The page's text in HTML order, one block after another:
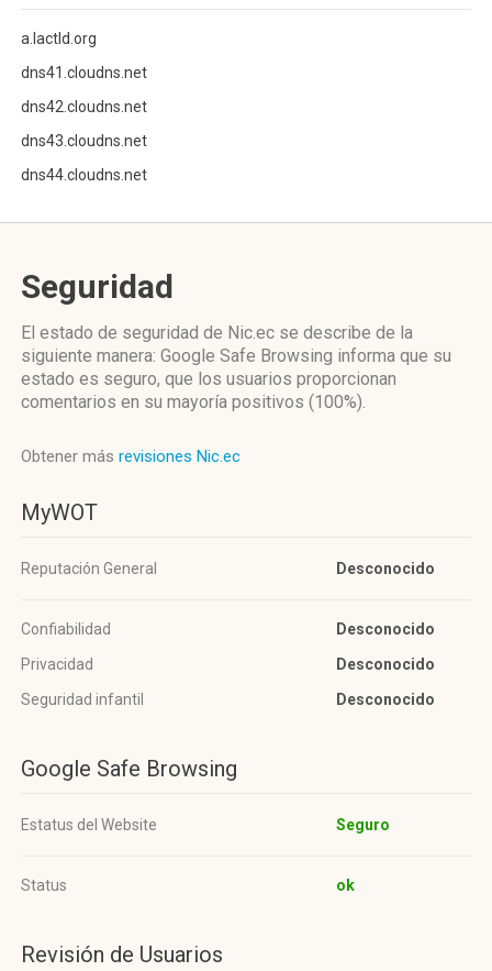
a.lactld.org
dns41.cloudns.net
dns42.cloudns.net
dns43.cloudns.net
dns44.cloudns.net
Seguridad
El estado de seguridad de Nic.ec se describe de la
siguiente manera: Google Safe Browsing informa que su
estado es seguro, que los usuarios proporcionan
comentarios en su mayoría positivos (100%).
Obtener más revisiones Nic.ec
MyWOT
Reputación General Desconocido
Confiabilidad
Desconocido
Privacidad
Desconocido
Seguridad infantil
Desconocido
Google Safe Browsing
Estatus del Website Seguro
Status ok
Revisión de Usuarios